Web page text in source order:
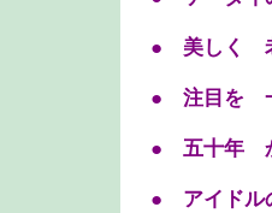
● 美しく
● 注目を
● 五十年
● アイドル